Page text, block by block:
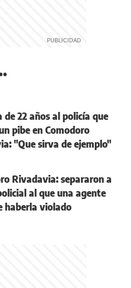
de 22 años al policía que
pibe en Comodoro
"Que sirva de ejemplo"
Rivadavia: separaron a
al que una agente
haberla violado